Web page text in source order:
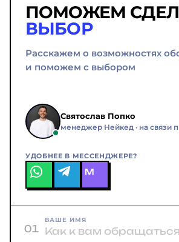
ПОМОЖЕМ
ВЫБОР
Расскажем о возможностях
и поможем с выбором
Святослав Попко
менеджер Нейкед · на связи
УДОБНЕЕ В МЕССЕНДЖЕРЕ?
M
01
ВАШЕ ИМЯ